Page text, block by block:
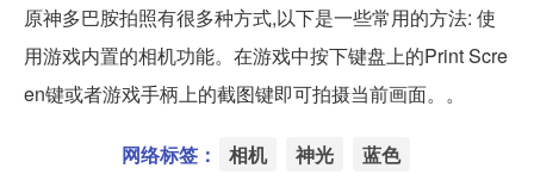
原神多巴胺拍照有很多种方式,以下是一些常用的方法: 使
用游戏内置的相机功能。在游戏中按下键盘上的Print Scre
en键或者游戏手柄上的截图键即可拍摄当前画面。。
网络标签： 相机 神光 蓝色